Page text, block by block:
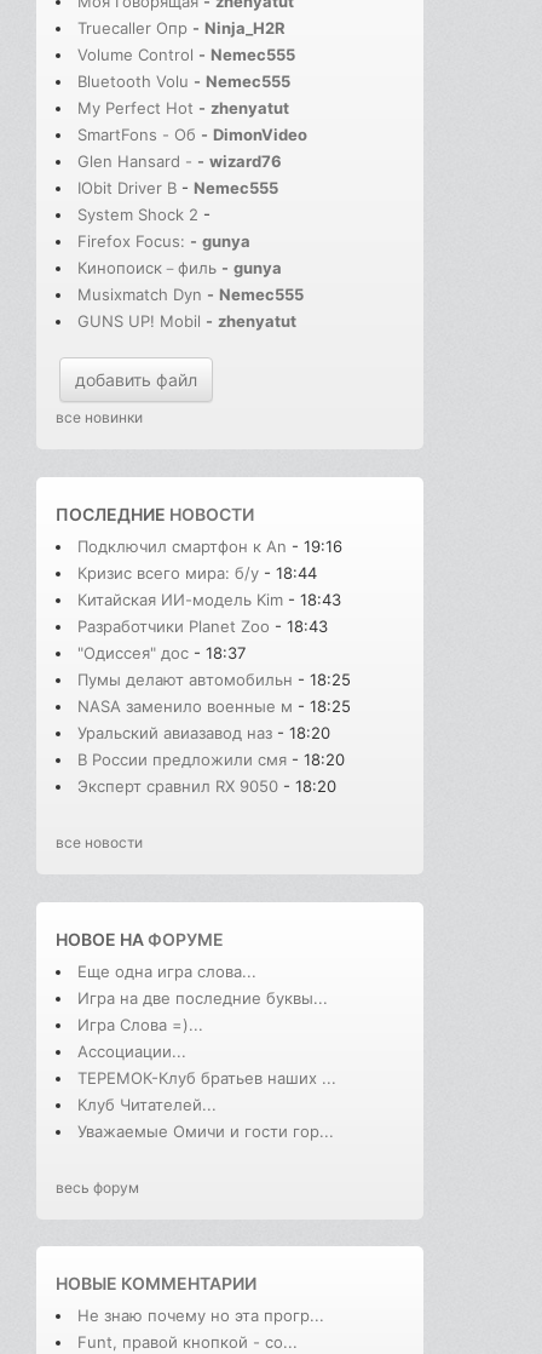
Truecaller Опр - Ninja_H2R
Volume Control - Nemec555
Bluetooth Volu - Nemec555
My Perfect Hot - zhenyatut
SmartFons - Об - DimonVideo
Glen Hansard - - wizard76
IObit Driver B - Nemec555
System Shock 2 -
Firefox Focus: - gunya
Кинопоиск－филь - gunya
Musixmatch Dyn - Nemec555
GUNS UP! Mobil - zhenyatut
добавить файл
все новинки
ПОСЛЕДНИЕ НОВОСТИ
Подключил смартфон к An - 19:16
Кризис всего мира: б/у - 18:44
Китайская ИИ-модель Kim - 18:43
Разработчики Planet Zoo - 18:43
"Одиссея" дос - 18:37
Пумы делают автомобильн - 18:25
NASA заменило военные м - 18:25
Уральский авиазавод наз - 18:20
В России предложили смя - 18:20
Эксперт сравнил RX 9050 - 18:20
все новости
НОВОЕ НАФОРУМЕ
Еще одна игра слова...
Игра на две последние буквы...
Игра Слова =)...
Ассоциации...
ТЕРЕМОК-Клуб братьев наших ...
Клуб Читателей...
Уважаемые Омичи и гости гор...
весь форум
НОВЫЕ КОММЕНТАРИИ
Не знаю почему но эта прогр...
Funt, правой кнопкой - со...